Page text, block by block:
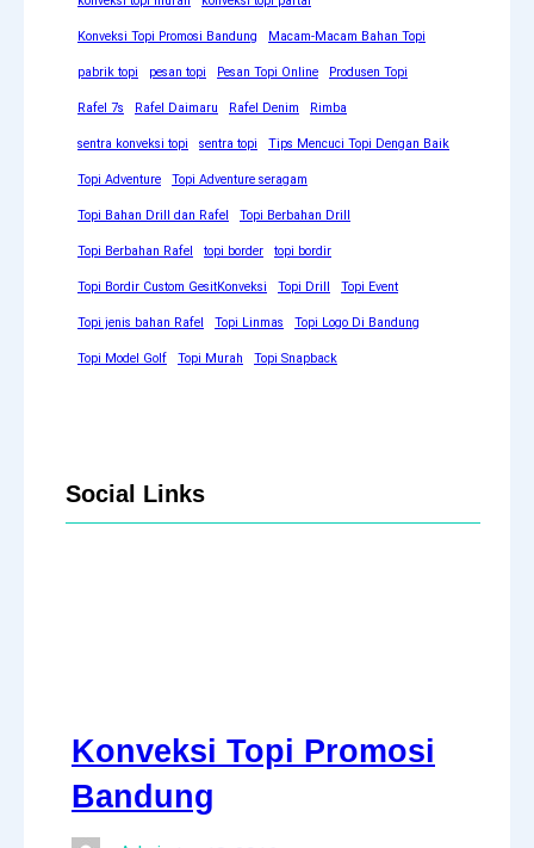
Konveksi Topi Promosi Bandung Macam-Macam Bahan Topi
pabrik topi pesan topi Pesan Topi Online Produsen Topi
Rafel 7s Rafel Daimaru Rafel Denim Rimba
sentra konveksi topi sentra topi Tips Mencuci Topi Dengan Baik
Topi Adventure Topi Adventure seragam
Topi Bahan Drill dan Rafel Topi Berbahan Drill
Topi Berbahan Rafel topi border topi bordir
Topi Bordir Custom GesitKonveksi Topi Drill Topi Event
Topi jenis bahan Rafel Topi Linmas Topi Logo Di Bandung
Topi Model Golf Topi Murah Topi Snapback
Social Links
Konveksi Topi Promosi
Bandung